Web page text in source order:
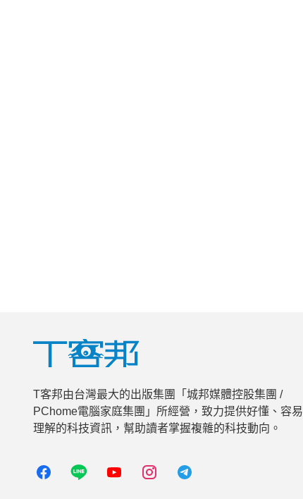
T客邦由台灣最大的出版集團「城邦媒體控股集團 /
PChome電腦家庭集團」所經營，致力提供好懂、容易
理解的科技資訊，幫助讀者掌握複雜的科技動向。